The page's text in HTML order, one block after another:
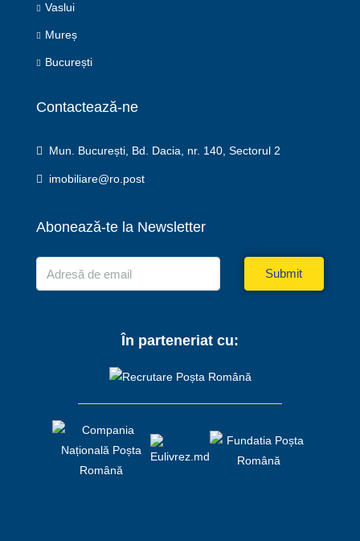
Vaslui
Mureș
București
Contactează-ne
Mun. București, Bd. Dacia, nr. 140, Sectorul 2
imobiliare@ro.post
Abonează-te la Newsletter
Submit
În parteneriat cu: